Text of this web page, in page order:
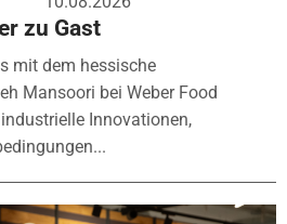
zu Gast
mit dem hessische
Mansoori bei Weber Food
Innovationen,